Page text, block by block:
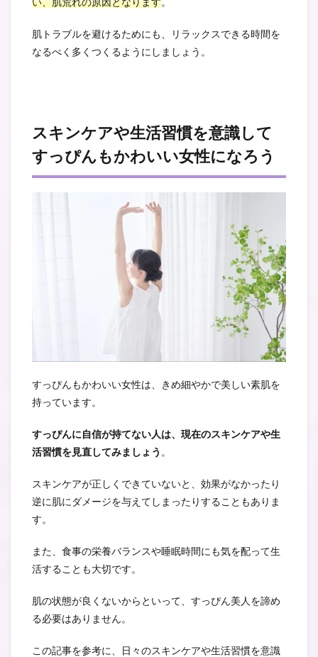
肌トラブルを避けるためにも、リラックスできる時間を
なるべく多くつくるようにしましょう。
スキンケアや生活習慣を意識して
すっぴんもかわいい女性になろう
すっぴんもかわいい女性は、きめ細やかで美しい素肌を
持っています。
すっぴんに自信が持てない人は、現在のスキンケアや生
活習慣を見直してみましょう 。
スキンケアが正しくできていないと、効果がなかったり
逆に肌にダメージを与えてしまったりすることもありま
す。
また、食事の栄養バランスや睡眠時間にも気を配って生
活することも大切です。
肌の状態が良くないからといって、すっぴん美人を諦め
る必要はありません。
この記事を参考に、日々のスキンケアや生活習慣を意識